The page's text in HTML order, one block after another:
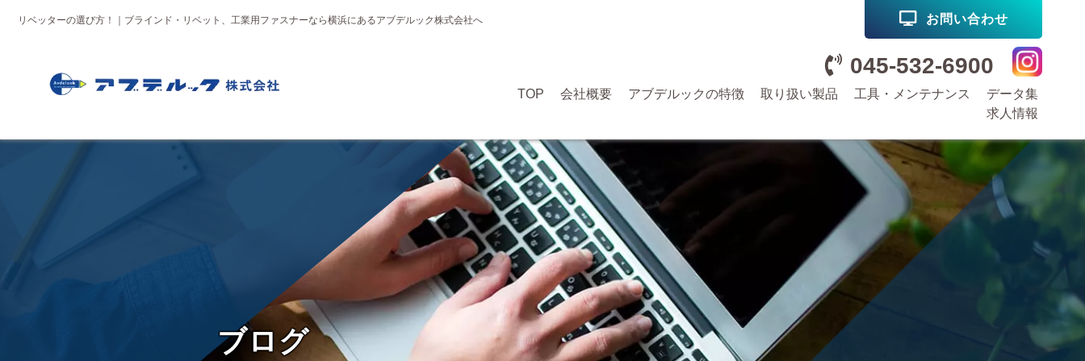
リベッターの選び方！｜ブラインド・リベット、工業用ファスナーなら横浜にあるアブデルック株式会社へ お問い合わせ
045-532-6900
TOP 会社概要 アブデルックの特徴 取り扱い製品 工具・メンテナンス
データ集
求人情報
ブログ